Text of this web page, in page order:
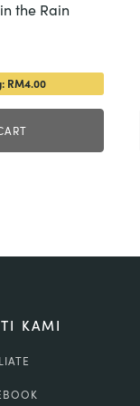
the Rain
RM4.00
KAMI